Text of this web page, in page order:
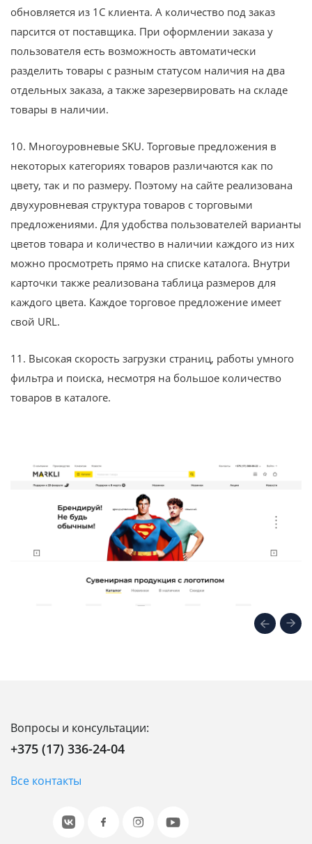
обновляется из 1С клиента. А количество под заказ
парсится от поставщика. При оформлении заказа у
пользователя есть возможность автоматически
разделить товары с разным статусом наличия на два
отдельных заказа, а также зарезервировать на складе
товары в наличии.
10. Многоуровневые SKU. Торговые предложения в
некоторых категориях товаров различаются как по
цвету, так и по размеру. Поэтому на сайте реализована
двухуровневая структура товаров с торговыми
предложениями. Для удобства пользователей варианты
цветов товара и количество в наличии каждого из них
можно просмотреть прямо на списке каталога. Внутри
карточки также реализована таблица размеров для
каждого цвета. Каждое торговое предложение имеет
свой URL.
11. Высокая скорость загрузки страниц, работы умного
фильтра и поиска, несмотря на большое количество
товаров в каталоге.
Вопросы и консультации:
+375 (17) 336-24-04
Все контакты